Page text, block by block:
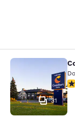
Comfort
31